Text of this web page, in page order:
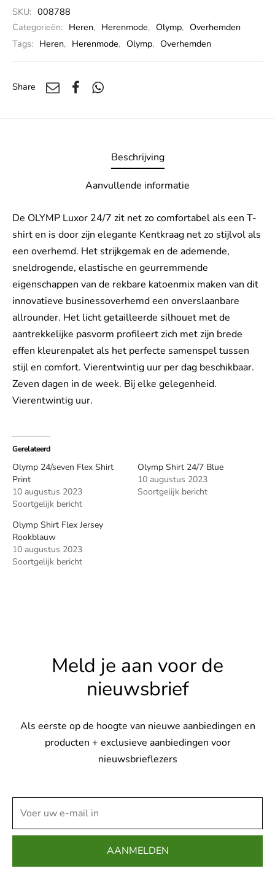
SKU: 008788
Categorieën: Heren, Herenmode, Olymp, Overhemden
Tags: Heren, Herenmode, Olymp, Overhemden
Share
Beschrijving
Aanvullende informatie
De OLYMP Luxor 24/7 zit net zo comfortabel als een T-
shirt en is door zijn elegante Kentkraag net zo stijlvol als
een overhemd. Het strijkgemak en de ademende,
sneldrogende, elastische en geurremmende
eigenschappen van de rekbare katoenmix maken van dit
innovatieve businessoverhemd een onverslaanbare
allrounder. Het licht getailleerde silhouet met de
aantrekkelijke pasvorm profileert zich met zijn brede
effen kleurenpalet als het perfecte samenspel tussen
stijl en comfort. Vierentwintig uur per dag beschikbaar.
Zeven dagen in de week. Bij elke gelegenheid.
Vierentwintig uur.
Gerelateerd
Olymp 24/seven Flex Shirt
Print
10 augustus 2023
Soortgelijk bericht
Olymp Shirt 24/7 Blue
10 augustus 2023
Soortgelijk bericht
Olymp Shirt Flex Jersey
Rookblauw
10 augustus 2023
Soortgelijk bericht
Meld je aan voor de
nieuwsbrief
Als eerste op de hoogte van nieuwe aanbiedingen en
producten + exclusieve aanbiedingen voor
nieuwsbrieflezers